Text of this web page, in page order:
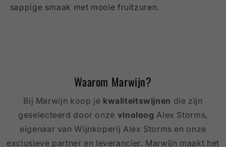
sappige smaak met mooie fruitzuren.
Waarom Marwijn?
Bij Marwijn koop je kwaliteitswijnen die zijn
geselecteerd door onze vinoloog Alex Storms,
eigenaar van Wijnkoperij Alex Storms en onze
exclusieve partner en leverancier. Marwijn maakt het